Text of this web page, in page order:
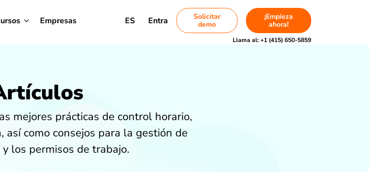
Empresas ES Entra
Solicitar
demo
¡Empieza
ahora!
Llama al:+1 (415) 650-5859
mejores prácticas de control horario,
así como consejos para la gestión de
los permisos de trabajo.